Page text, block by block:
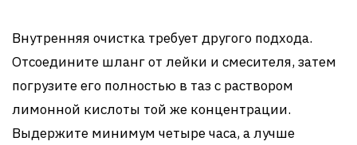
Внутренняя очистка требует другого подхода.
Отсоедините шланг от лейки и смесителя, затем
погрузите его полностью в таз с раствором
лимонной кислоты той же концентрации.
Выдержите минимум четыре часа, а лучше